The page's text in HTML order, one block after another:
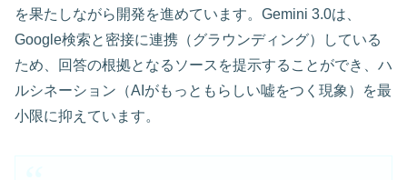
を果たしながら開発を進めています。Gemini 3.0は、
Google検索と密接に連携（グラウンディング）している
ため、回答の根拠となるソースを提示することができ、ハ
ルシネーション（AIがもっともらしい嘘をつく現象）を最
小限に抑えています。